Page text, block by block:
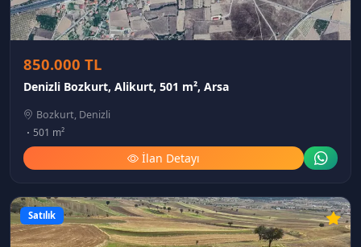
850.000 TL
Denizli Bozkurt, Alikurt, 501 m², Arsa
Bozkurt, Denizli
501 m²
İlan Detayı
Satılık